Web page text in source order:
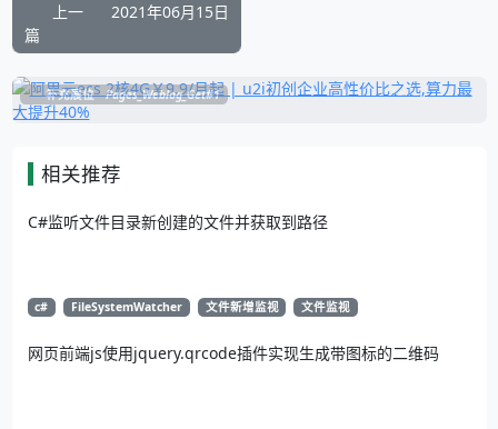
上一
篇
2021年06月15日
补充展位 Pages_Weblog_Get#1
相关推荐
C#监听文件目录新创建的文件并获取到路径
c# FileSystemWatcher 文件新增监视 文件监视
网页前端js使用jquery.qrcode插件实现生成带图标的二维码